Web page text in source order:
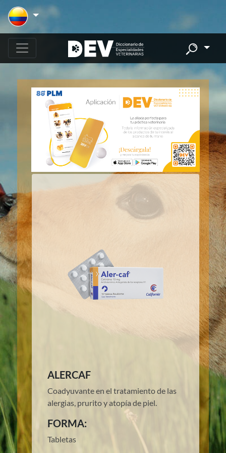
ALERCAF
Coadyuvante en el tratamiento de las
alergias, prurito y atopía de piel.
FORMA:
Tabletas